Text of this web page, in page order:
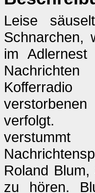
Leise
Schnarchen,
im
verfolgt.
Roland
zu hören.